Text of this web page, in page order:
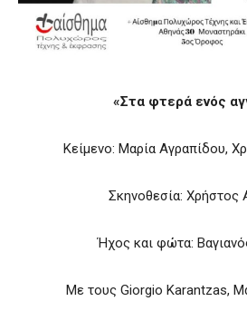
«Στα φτερά ενός
Κείμενο: Μαρία Αγραπίδου,
Σκηνοθεσία: Χρήστος
Ήχος και φώτα:
Με τους Giorgio Karantzas,